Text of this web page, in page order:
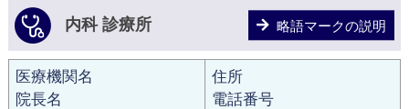
内科 診療所 略語マークの説明
医療機関名
院長名
住所
電話番号